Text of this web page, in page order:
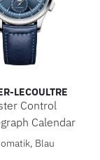
Ref:
LECOULTRE
Control
Calendar
Master
Blau